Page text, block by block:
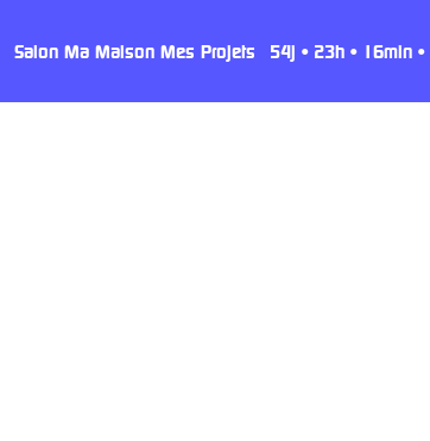
Salon Ma Maison Mes Projets 54j • 23h • 16min •